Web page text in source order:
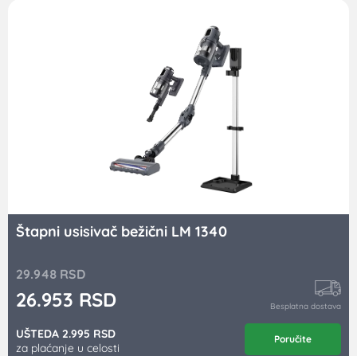
Štapni usisivač bežični LM 1340
29.948 RSD
26.953 RSD Besplatna dostava
UŠTEDA 2.995 RSD
za plaćanje u celosti
Poručite